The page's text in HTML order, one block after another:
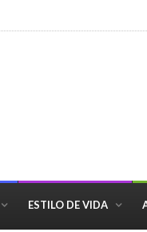
ESTILO DE VIDA